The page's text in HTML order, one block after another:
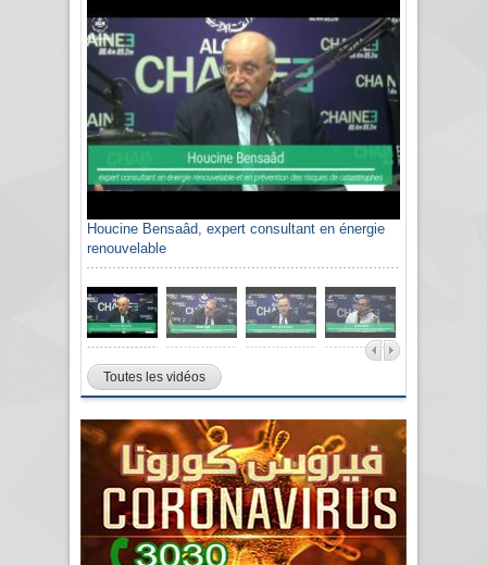
Houcine Bensaâd, expert consultant en énergie
renouvelable
Toutes les vidéos